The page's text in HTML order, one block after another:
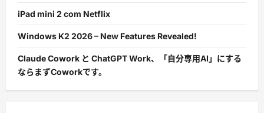
iPad mini 2 com Netflix
Windows K2 2026 – New Features Revealed!
Claude Cowork と ChatGPT Work、「自分専用AI」にする
ならまずCoworkです。